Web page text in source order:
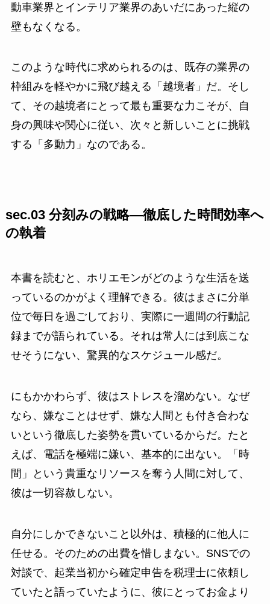
動車業界とインテリア業界のあいだにあった縦の
壁もなくなる。
このような時代に求められるのは、既存の業界の
枠組みを軽やかに飛び越える「越境者」だ。そし
て、その越境者にとって最も重要な力こそが、自
身の興味や関心に従い、次々と新しいことに挑戦
する「多動力」なのである。
sec.03 分刻みの戦略—徹底した時間効率へ
の執着
本書を読むと、ホリエモンがどのような生活を送
っているのかがよく理解できる。彼はまさに分単
位で毎日を過ごしており、実際に一週間の行動記
録までが語られている。それは常人には到底こな
せそうにない、驚異的なスケジュール感だ。
にもかかわらず、彼はストレスを溜めない。なぜ
なら、嫌なことはせず、嫌な人間とも付き合わな
いという徹底した姿勢を貫いているからだ。たと
えば、電話を極端に嫌い、基本的に出ない。「時
間」という貴重なリソースを奪う人間に対して、
彼は一切容赦しない。
自分にしかできないこと以外は、積極的に他人に
任せる。そのための出費を惜しまない。SNSでの
対談で、起業当初から確定申告を税理士に依頼し
ていたと語っていたように、彼にとってお金より